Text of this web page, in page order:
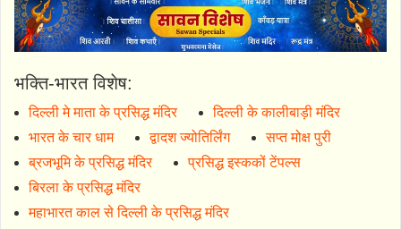
भक्ति-भारत विशेष:
दिल्ली मे माता के प्रसिद्ध मंदिर
दिल्ली के कालीबाड़ी मंदिर
भारत के चार धाम
द्वादश ज्योतिर्लिंग
सप्त मोक्ष पुरी
ब्रजभूमि के प्रसिद्ध मंदिर
प्रसिद्ध इस्ककों टेंपल्स
बिरला के प्रसिद्ध मंदिर
महाभारत काल से दिल्ली के प्रसिद्ध मंदिर